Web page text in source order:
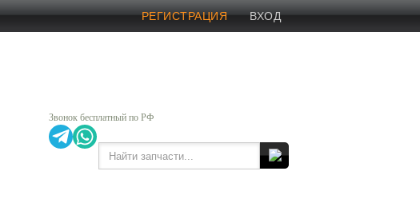
РЕГИСТРАЦИЯ ВХОД
Звонок бесплатный по РФ